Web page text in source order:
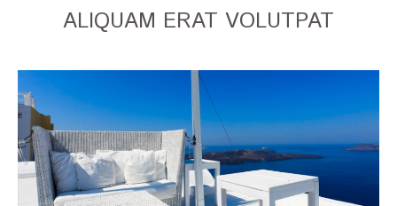
ALIQUAM ERAT VOLUTPAT